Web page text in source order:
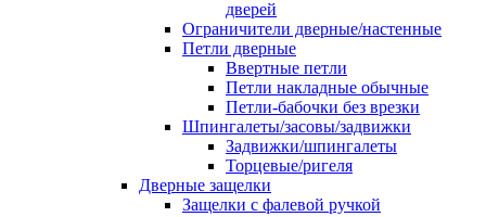
дверей
Ограничители дверные/настенные
Петли дверные
Ввертные петли
Петли накладные обычные
Петли-бабочки без врезки
Шпингалеты/засовы/задвижки
Задвижки/шпингалеты
Торцевые/ригеля
Дверные защелки
Защелки с фалевой ручкой